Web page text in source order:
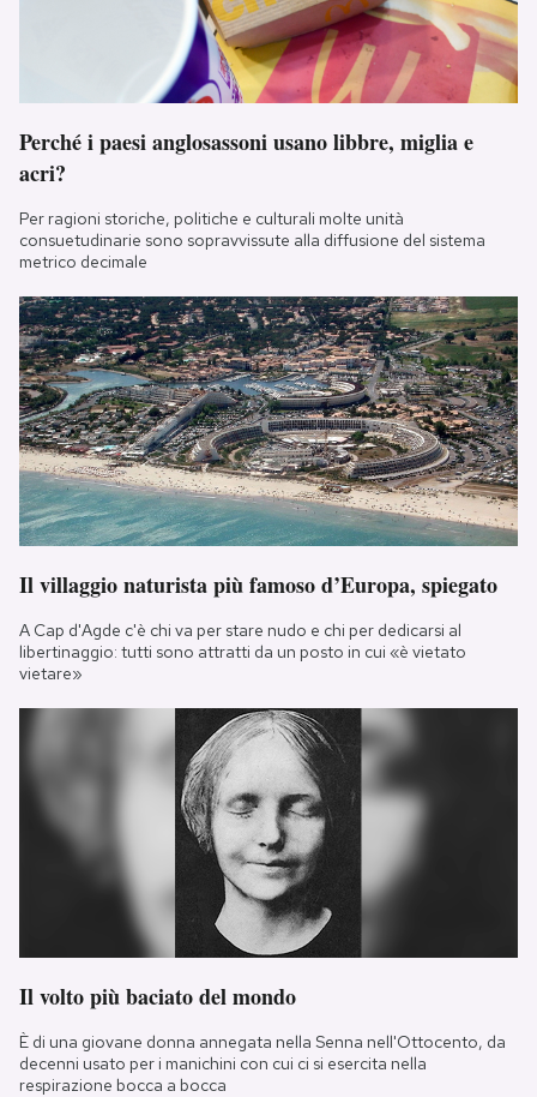
Perché i paesi anglosassoni usano libbre, miglia e
acri?
Per ragioni storiche, politiche e culturali molte unità
consuetudinarie sono sopravvissute alla diffusione del sistema
metrico decimale
Il villaggio naturista più famoso d’Europa, spiegato
A Cap d'Agde c'è chi va per stare nudo e chi per dedicarsi al
libertinaggio: tutti sono attratti da un posto in cui «è vietato
vietare»
Il volto più baciato del mondo
È di una giovane donna annegata nella Senna nell'Ottocento, da
decenni usato per i manichini con cui ci si esercita nella
respirazione bocca a bocca